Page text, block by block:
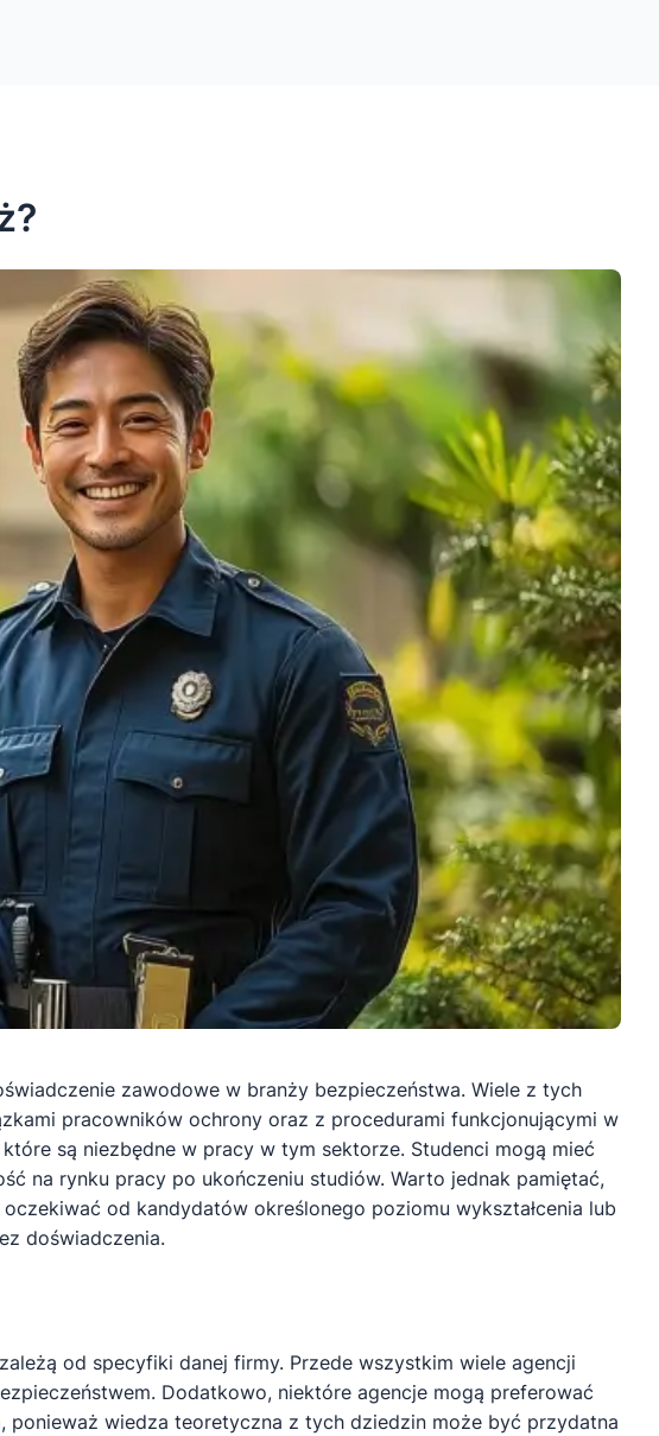
zawodowe w branży bezpieczeństwa. Wiele z tych
pracowników ochrony oraz z procedurami funkcjonującymi w
są niezbędne w pracy w tym sektorze. Studenci mogą mieć
na rynku pracy po ukończeniu studiów. Warto jednak pamiętać,
od kandydatów określonego poziomu wykształcenia lub
doświadczenia.
od specyfiki danej firmy. Przede wszystkim wiele agencji
Dodatkowo, niektóre agencje mogą preferować
wiedza teoretyczna z tych dziedzin może być przydatna